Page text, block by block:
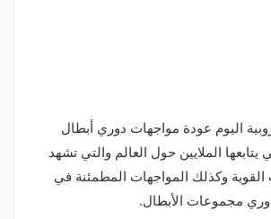
اليوم عودة مواجهات دوري أبطال
يتابعها الملايين حول العالم والتي تشهد
وكذلك المواجهات المطمئنة في
مجموعات الأبطال.